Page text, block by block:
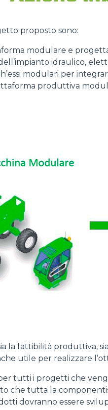
PIATTAFORME
SPECIALI
proposto sono:
modulare e
idraulico,
modulari per
produttiva
la fattibilità produttiva,
utile per realizzare
tutti i progetti che
tutta la
dovranno essere